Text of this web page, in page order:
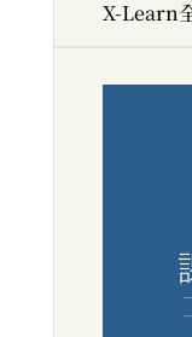
X-Learn